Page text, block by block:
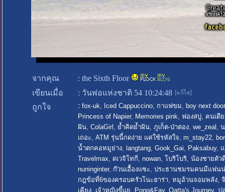
จากคุณ : the Sixth Floor
เขียนเมื่อ
: วันพ่อแห่งชาติ 54 10:24:48
ถูกใจ
: fox-uk, Iced Cappuccino, กาแฟขม, boy next door
Princess of Napier, Memories pink, ฟองสบู่, คนเดี
ฝัน, ColaGirl , ย้ำคิดย้ำฝัน, ภูเก็ต-ป่าตอง, we_zeal ,
เถอะ, ATM รุ่นนี้กดง่าย แค่ใช้รหัสใจ, m_stay22,
น้ำตกคอหมูย่าง, langtang, Gook_Gai, Paksabuy,
Travelmax, ดเวจิโทกี, nowan, โบริโบริ, น้องชายตัว
nuninginter, ก๊วนเอื้องแซะ, ประธานชมรมคนมีแฟน
กฎข้อที่6ของครอบครัวโนะฮาร่า, หมูอ้วนจอมพลัง,
เคียง, เจ้าหญิงขี้แย, Pong&Fay, Oatta's Journey, ป